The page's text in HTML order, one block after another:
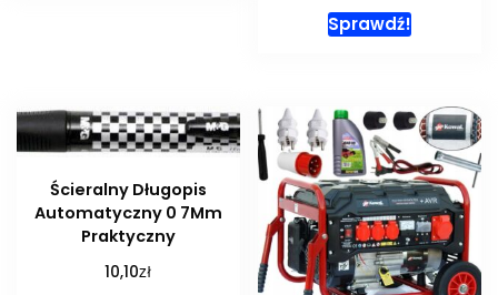
Sprawdź!
Ścieralny Długopis
Automatyczny 0 7Mm
Praktyczny
10,10zł